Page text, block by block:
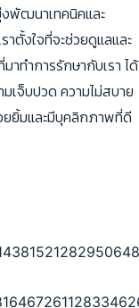
พัฒนาเทคนิคและ
าตั้งใจที่จะช่วยดูแลและ
ทำการรักษากับเรา ได้
เจ็บปวด ความไม่สบาย
ยยิ้มและมีบุคลิกภาพที่ดี